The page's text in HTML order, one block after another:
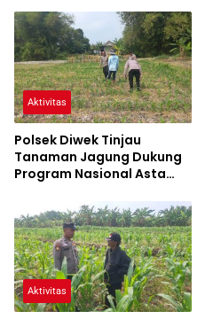
Mendukung Ketahanan
Pangan
Aktivitas
Polsek Diwek Tinjau
Tanaman Jagung Dukung
Program Nasional Asta
Aktivitas